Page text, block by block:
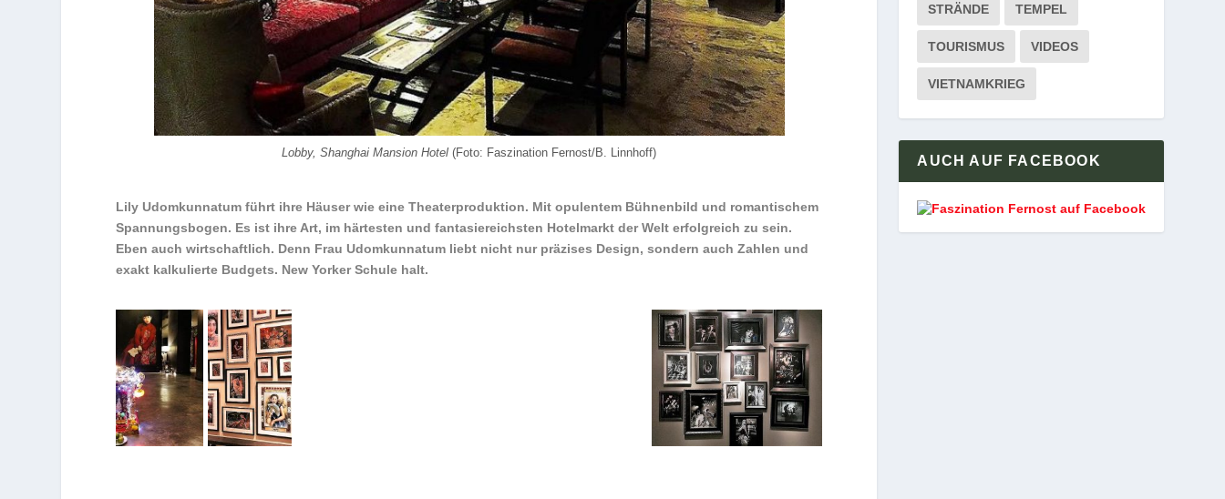
Lobby, Shanghai Mansion Hotel (Foto: Faszination Fernost/B. Linnhoff)
Lily Udomkunnatum führt ihre Häuser wie eine Theaterproduktion. Mit opulentem Bühnenbild und romantischem
Spannungsbogen. Es ist ihre Art, im härtesten und fantasiereichsten Hotelmarkt der Welt erfolgreich zu sein.
Eben auch wirtschaftlich. Denn Frau Udomkunnatum liebt nicht nur präzises Design, sondern auch Zahlen und
exakt kalkulierte Budgets. New Yorker Schule halt.
STRÄNDE TEMPEL
TOURISMUS VIDEOS
VIETNAMKRIEG
AUCH AUF FACEBOOK